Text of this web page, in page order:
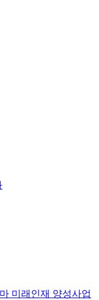
미래인재 양성사업